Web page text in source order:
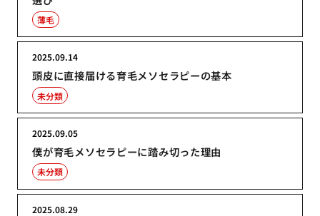
薄毛
頭皮に直接届ける育毛メソセラピーの基本
2025.09.14
未分類
僕が育毛メソセラピーに踏み切った理由
2025.09.05
未分類
2025.08.29